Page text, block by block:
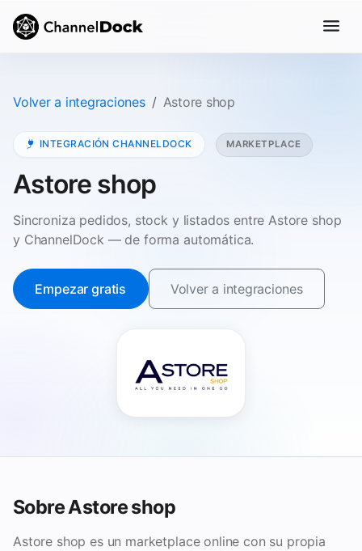
Volver a integraciones Astore shop
INTEGRACIÓN CHANNELDOCK MARKETPLACE
Astore shop
Sincroniza pedidos, stock y listados entre Astore shop
y ChannelDock — de forma automática.
Empezar gratis Volver a integraciones
Sobre Astore shop
Astore shop es un marketplace online con su propia